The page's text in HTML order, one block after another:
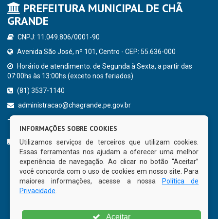
PREFEITURA MUNICIPAL DE CHÃ
GRANDE
CNPJ: 11.049.806/0001-90
Avenida São José, nº 101, Centro - CEP: 55.636-000
Horário de atendimento: de Segunda à Sexta, a partir das
07:00hs às 13:00hs (exceto nos feriados)
(81) 3537-1140
administracao@chagrande.pe.gov.br
CURTA NOSSA FAN PAGE
INFORMAÇÕES SOBRE COOKIES
Utilizamos serviços de terceiros que utilizam cookies.
Essas ferramentas nos ajudam a oferecer uma melhor
experiência de navegação. Ao clicar no botão “Aceitar”
você concorda com o uso de cookies em nosso site. Para
maiores informações, acesse a nossa
Política de
Privacidade
Aceitar